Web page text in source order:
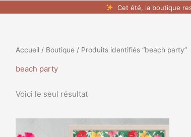
Cet été, la boutique
Accueil/ Boutique/ Produits identifiés “beach party”
beach party
Voici le seul résultat
de
Ce